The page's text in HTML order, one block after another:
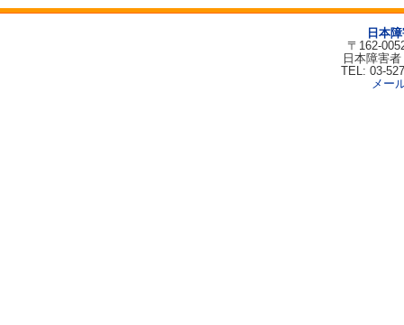
日本
〒162-
日本障害
TEL: 03-
メー